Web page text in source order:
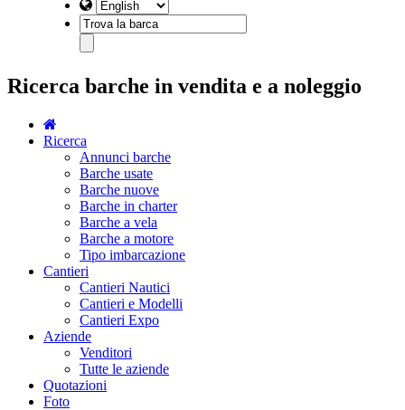
Ricerca barche in vendita e a noleggio
Ricerca
Annunci barche
Barche usate
Barche nuove
Barche in charter
Barche a vela
Barche a motore
Tipo imbarcazione
Cantieri
Cantieri Nautici
Cantieri e Modelli
Cantieri Expo
Aziende
Venditori
Tutte le aziende
Quotazioni
Foto